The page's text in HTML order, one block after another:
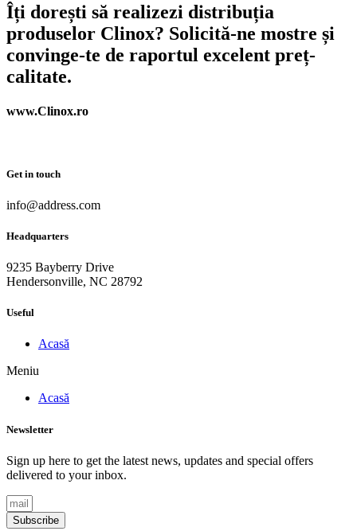
Îți dorești să realizezi distribuția
produselor Clinox? Solicită-ne mostre și
convinge-te de raportul excelent preț-
calitate.
www.Clinox.ro
Get in touch
info@address.com
Headquarters
9235 Bayberry Drive
Hendersonville, NC 28792
Useful
Acasă
Meniu
Acasă
Newsletter
Sign up here to get the latest news, updates and special offers
delivered to your inbox.
Subscribe